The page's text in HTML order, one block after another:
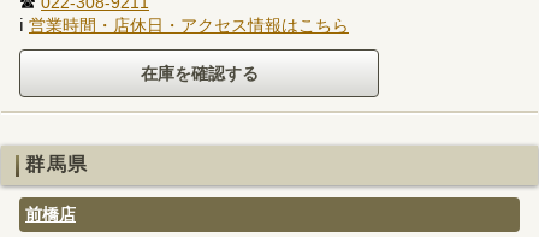
ℹ 営業時間・店休日・アクセス情報はこちら
群馬県
前橋店